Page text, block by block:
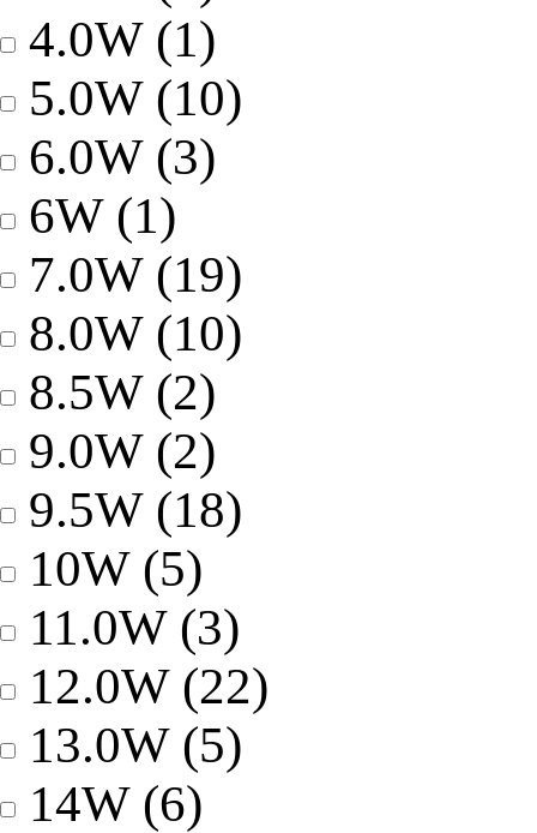
4.0W (1)
5.0W (10)
6.0W (3)
6W (1)
7.0W (19)
8.0W (10)
8.5W (2)
9.0W (2)
9.5W (18)
10W (5)
11.0W (3)
12.0W (22)
13.0W (5)
14W (6)